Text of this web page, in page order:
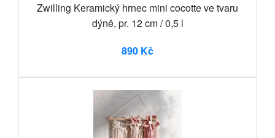
Zwilling Keramický hrnec mini cocotte ve tvaru
dýně, pr. 12 cm / 0,5 l
890 Kč